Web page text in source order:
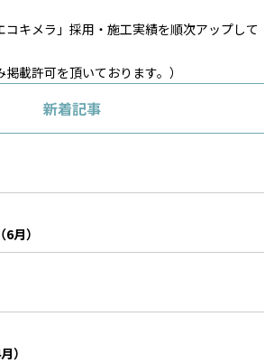
キメラ」採用・施工実績を順次アップして
掲載許可を頂いております。）
新着記事
月）
）